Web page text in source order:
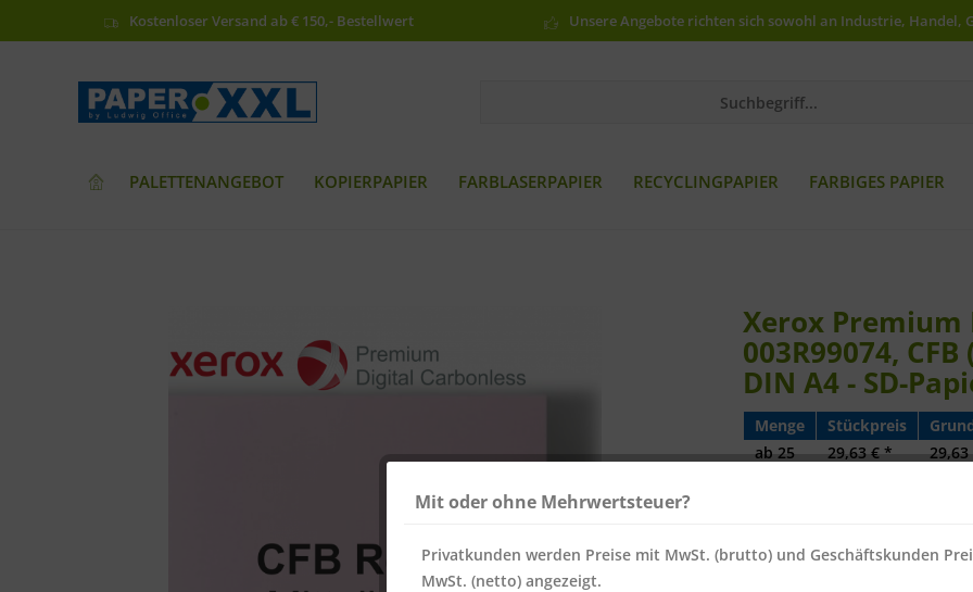
Kostenloser Versand ab € 150,- Bestellwert Unsere Angebote richten sich sowohl an Industrie, Handel,
PALETTENANGEBOT KOPIERPAPIER FARBLASERPAPIER RECYCLINGPAPIER FARBIGES PAPIER
Xerox Premium
003R99074,
DIN A4 - SD-
Menge Stückpreis
ab 25 29,63 € *
Inhalt:500 Blatt
Mit oder ohne Mehrwertsteuer?
Privatkunden werden Preise mit MwSt. (brutto) und Geschäftskunden
MwSt. (netto) angezeigt.